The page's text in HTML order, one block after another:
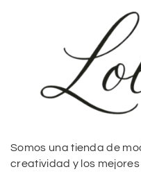
Somos una tienda de
creatividad y los